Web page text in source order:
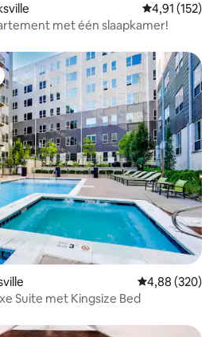
Gemiddelde
4,91 (152)
met één slaapkamer!
Gemiddelde
4,88 (320)
Suite met Kingsize Bed